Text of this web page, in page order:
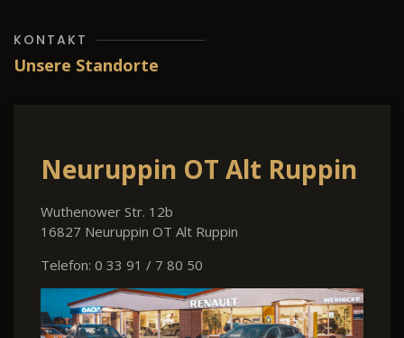
KONTAKT
Unsere Standorte
Neuruppin OT Alt Ruppin
Wuthenower Str. 12b
16827 Neuruppin OT Alt Ruppin
Telefon: 0 33 91 / 7 80 50